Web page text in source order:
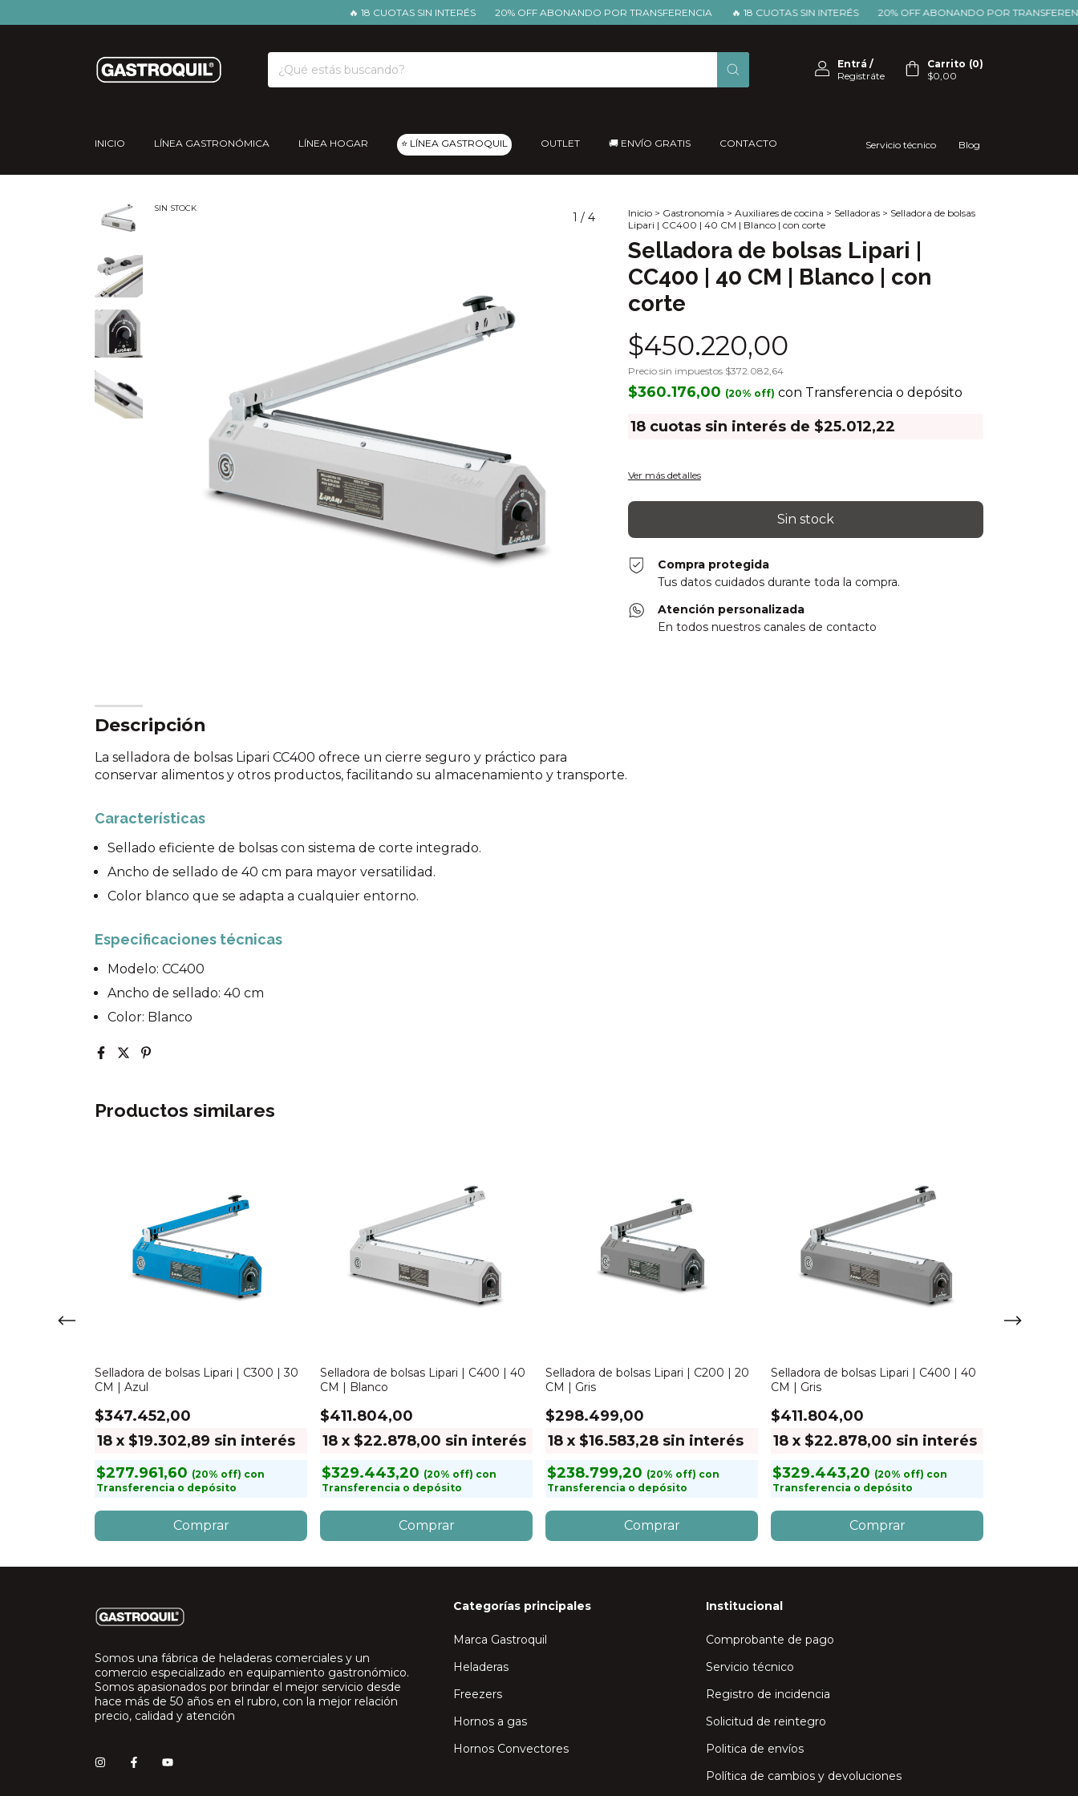
🔥 18 CUOTAS SIN INTERÉS 20% OFF ABONANDO POR TRANSFERENCIA 🔥 18 CUOTAS SIN INTERÉS 20% OFF ABONANDO POR TRANSFERENCIA
Entrá /
Registráte
Carrito (0)
$0,00
INICIO LÍNEA GASTRONÓMICA LÍNEA HOGAR ⭐ LÍNEA GASTROQUIL OUTLET 🚚 ENVÍO GRATIS CONTACTO Servicio técnico Blog
SIN STOCK
1 / 4 Inicio > Gastronomía > Auxiliares de cocina > Selladoras > Selladora de bolsas
Lipari | CC400 | 40 CM | Blanco | con corte
Selladora de bolsas Lipari |
CC400 | 40 CM | Blanco | con
corte
$450.220,00
Precio sin impuestos $372.082,64
$360.176,00 con Transferencia o depósito
18 cuotas sin interés de $25.012,22
Ver más detalles
Compra protegida
Tus datos cuidados durante toda la compra.
Atención personalizada
En todos nuestros canales de contacto
Descripción
La selladora de bolsas Lipari CC400 ofrece un cierre seguro y práctico para
conservar alimentos y otros productos, facilitando su almacenamiento y transporte.
Características
Sellado eficiente de bolsas con sistema de corte integrado.
Ancho de sellado de 40 cm para mayor versatilidad.
Color blanco que se adapta a cualquier entorno.
Especificaciones técnicas
Modelo: CC400
Ancho de sellado: 40 cm
Color: Blanco
Productos similares
Selladora de bolsas Lipari | C300 | 30
CM | Azul
$347.452,00
18 x $19.302,89 sin interés
$277.961,60
con
Transferencia o depósito
Selladora de bolsas Lipari | C400 | 40
CM | Blanco
$411.804,00
18 x $22.878,00 sin interés
$329.443,20
con
Transferencia o depósito
Selladora de bolsas Lipari | C200 | 20
CM | Gris
$298.499,00
18 x $16.583,28 sin interés
$238.799,20
con
Transferencia o depósito
Selladora de bolsas Lipari | C400 | 40
CM | Gris
$411.804,00
18 x $22.878,00 sin interés
$329.443,20
con
Transferencia o depósito
Somos una fábrica de heladeras comerciales y un
comercio especializado en equipamiento gastronómico.
Somos apasionados por brindar el mejor servicio desde
hace más de 50 años en el rubro, con la mejor relación
precio, calidad y atención
Categorías principales
Marca Gastroquil
Heladeras
Freezers
Hornos a gas
Hornos Convectores
Institucional
Comprobante de pago
Servicio técnico
Registro de incidencia
Solicitud de reintegro
Politica de envíos
Política de cambios y devoluciones